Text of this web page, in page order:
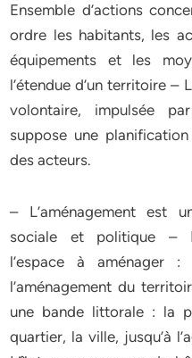
Ensemble d’actions
ordre les habitants, les
équipements et les
l’étendue d’un territoire –
volontaire, impulsée
suppose une
des acteurs.
– L’aménagement est
sociale et politique –
l’espace à
l’aménagement du
une bande littorale : la
quartier, la ville, jusqu’à